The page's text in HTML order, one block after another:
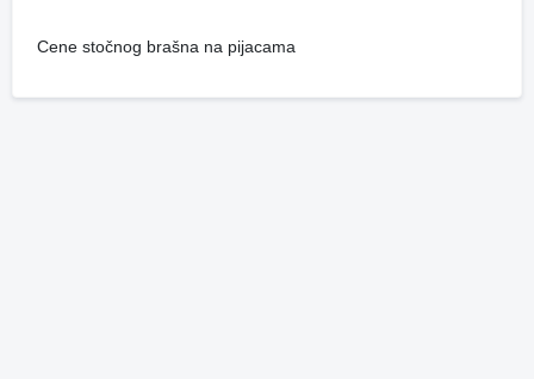
Cene stočnog brašna na pijacama